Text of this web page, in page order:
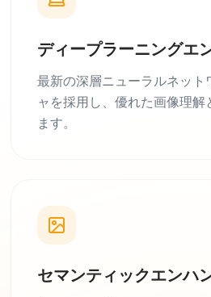
ディープラーニングエ
最新の深層ニューラルネット
ャを採用し、優れた画像理解
ます。
セマンティックエンハ